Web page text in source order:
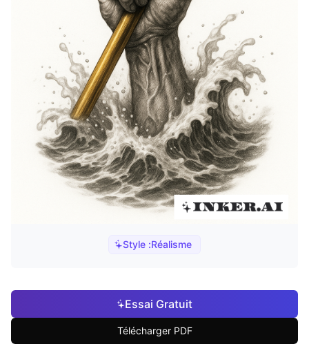
Style :Réalisme
Essai Gratuit
Télécharger PDF